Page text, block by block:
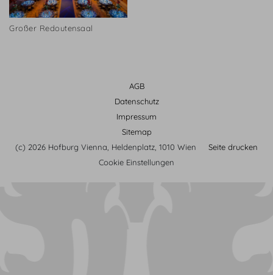
Großer Redoutensaal
AGB
Datenschutz
Impressum
Sitemap
(c) 2026 Hofburg Vienna, Heldenplatz, 1010 Wien
Seite drucken
Cookie Einstellungen